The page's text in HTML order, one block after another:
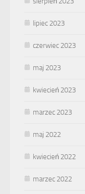
lipiec 2023
czerwiec 2023
maj 2023
kwiecień 2023
marzec 2023
maj 2022
kwiecień 2022
marzec 2022